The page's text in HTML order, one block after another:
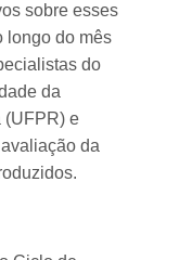
sobre esses
longo do mês
do
da
(UFPR) e
da